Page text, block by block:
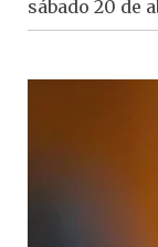
sábado 20 de